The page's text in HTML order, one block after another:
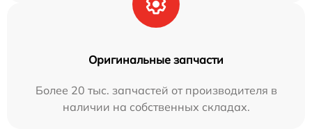
Оригинальные запчасти
Более 20 тыс. запчастей от производителя в
наличии на собственных складах.